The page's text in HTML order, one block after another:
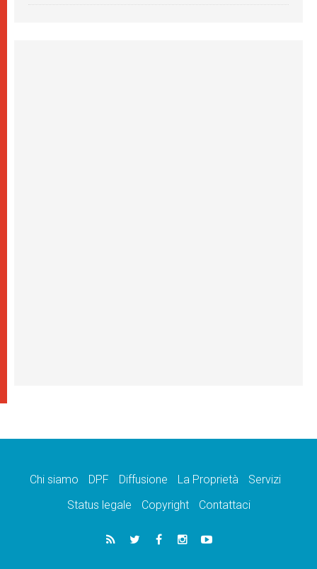
Chi siamo DPF Diffusione La Proprietà
Servizi
Status legale
Copyright Contattaci